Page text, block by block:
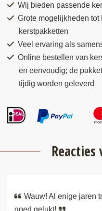
Wij bieden passende
Grote mogelijkheden
kerstpakketten
Veel ervaring als
Online bestellen van
en eenvoudig; de
tijdig worden geleverd
Wauw! Al enige jaren
goed gelukt!